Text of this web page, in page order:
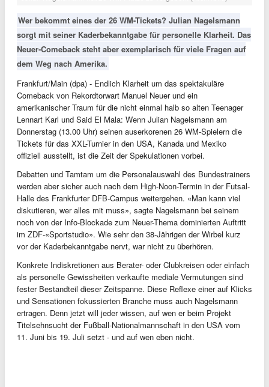
Wer bekommt eines der 26 WM-Tickets? Julian Nagelsmann
sorgt mit seiner Kaderbekanntgabe für personelle Klarheit. Das
Neuer-Comeback steht aber exemplarisch für viele Fragen auf
dem Weg nach Amerika.
Frankfurt/Main (dpa) - Endlich Klarheit um das spektakuläre
Comeback von Rekordtorwart Manuel Neuer und ein
amerikanischer Traum für die nicht einmal halb so alten Teenager
Lennart Karl und Said El Mala: Wenn Julian Nagelsmann am
Donnerstag (13.00 Uhr) seinen auserkorenen 26 WM-Spielern die
Tickets für das XXL-Turnier in den USA, Kanada und Mexiko
offiziell ausstellt, ist die Zeit der Spekulationen vorbei.
Debatten und Tamtam um die Personalauswahl des Bundestrainers
werden aber sicher auch nach dem High-Noon-Termin in der Futsal-
Halle des Frankfurter DFB-Campus weitergehen. «Man kann viel
diskutieren, wer alles mit muss», sagte Nagelsmann bei seinem
noch von der Info-Blockade zum Neuer-Thema dominierten Auftritt
im ZDF-«Sportstudio». Wie sehr den 38-Jährigen der Wirbel kurz
vor der Kaderbekanntgabe nervt, war nicht zu überhören.
Konkrete Indiskretionen aus Berater- oder Clubkreisen oder einfach
als personelle Gewissheiten verkaufte mediale Vermutungen sind
fester Bestandteil dieser Zeitspanne. Diese Reflexe einer auf Klicks
und Sensationen fokussierten Branche muss auch Nagelsmann
ertragen. Denn jetzt will jeder wissen, auf wen er beim Projekt
Titelsehnsucht der Fußball-Nationalmannschaft in den USA vom
11. Juni bis 19. Juli setzt - und auf wen eben nicht.